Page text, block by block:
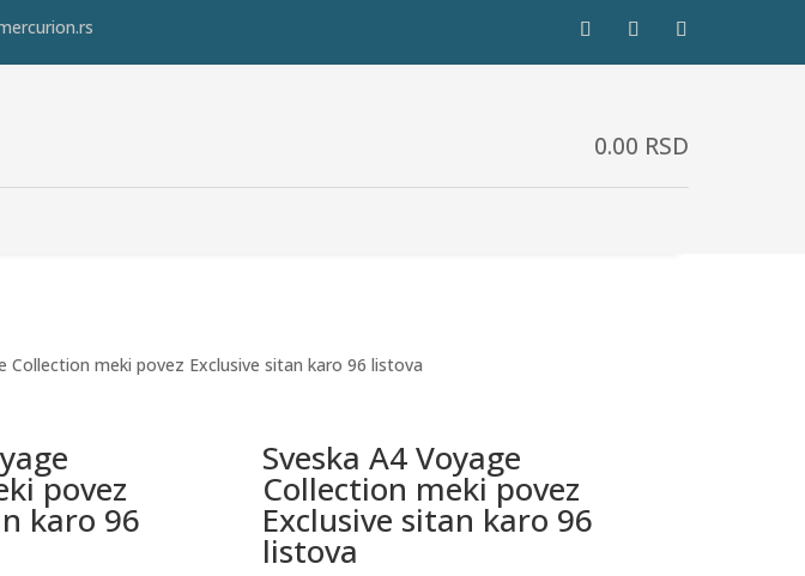
0.00 RSD
Collection meki povez Exclusive sitan karo 96 listova
povez
karo 96
Sveska A4 Voyage
Collection meki povez
Exclusive sitan karo 96
listova